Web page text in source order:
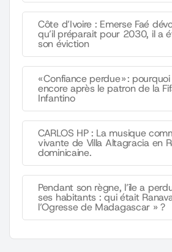
Côte d’Ivoire : Emerse Faé
qu’il préparait pour 2030, il a
son éviction
« Confiance perdue » : pourquoi
encore après le patron de la
Infantino
CARLOS HP : La musique
vivante de Villa Altagracia en
dominicaine.
Pendant son règne, l’île a
ses habitants : qui était
l’Ogresse de Madagascar » ?